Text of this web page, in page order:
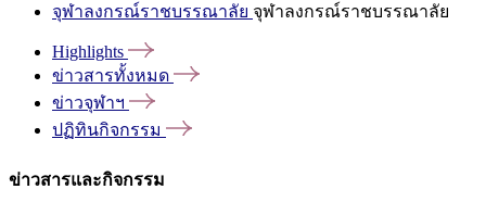
จุฬาลงกรณ์ราชบรรณาลัย จุฬาลงกรณ์ราชบรรณาลัย
Highlights
ข่าวสารทั้งหมด
ข่าวจุฬาฯ
ปฏิทินกิจกรรม
ข่าวสารและกิจกรรม